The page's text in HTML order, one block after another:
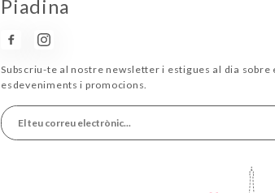
Piadina
Subscriu-te al nostre newsletter i estigues al dia sobre
esdeveniments i promocions.